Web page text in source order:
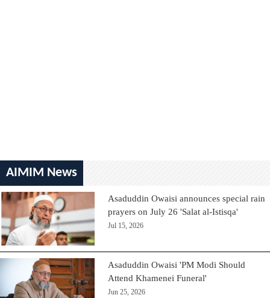
AIMIM News
Asaduddin Owaisi announces special rain
prayers on July 26 'Salat al-Istisqa'
Jul 15, 2026
Asaduddin Owaisi 'PM Modi Should
Attend Khamenei Funeral'
Jun 25, 2026